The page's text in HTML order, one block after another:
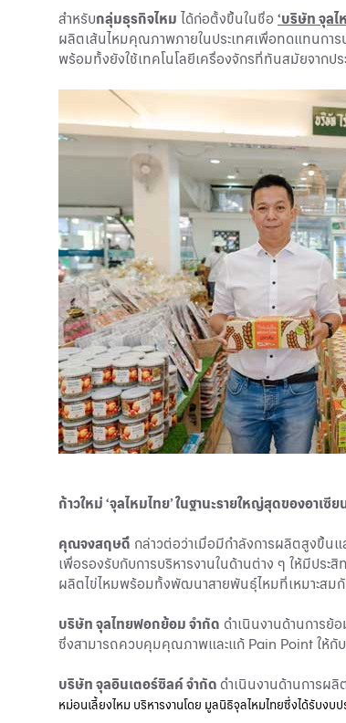
สำหรับกลุ่มธุรกิจไหม ได้ก่อตั้งขึ้นในชื่อ ‘บริษัท จุลไ
ผลิตเส้นไหมคุณภาพภายในประเทศเพื่อทดแทนการ
พร้อมทั้งยังใช้เทคโนโลยีเครื่องจักรที่ทันสมัยจาก
ก้าวใหม่ ‘จุลไหมไทย’ ในฐานะรายใหญ่สุดของอาเซีย
คุณจงสฤษดิ์ กล่าวต่อว่าเมื่อมีกำลังการผลิตสูงขึ้น
เพื่อรองรับกับการบริหารงานในด้านต่าง ๆ ให้มีประ
ผลิตไข่ไหมพร้อมทั้งพัฒนาสายพันธุ์ไหมที่เหมาะสม
บริษัท จุลไทยฟอกย้อม จำกัด ดำเนินงานด้านการย้
ซึ่งสามารถควบคุมคุณภาพและแก้ Pain Point ให้กับ
บริษัท จุลอินเตอร์ซิลค์ จำกัด ดำเนินงานด้านการผ
หม่อนเลี้ยงไหม บริหารงานโดย มูลนิธิจุลไหมไทยซึ่งได้รับง